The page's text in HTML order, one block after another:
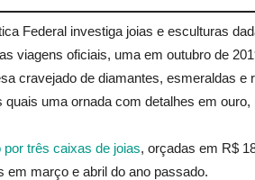
Federal investiga joias e esculturas
viagens oficiais, uma em outubro de
cravejado de diamantes, esmeraldas e
uma ornada com detalhes em ouro,
três caixas de joias, orçadas em R$
em março e abril do ano passado.